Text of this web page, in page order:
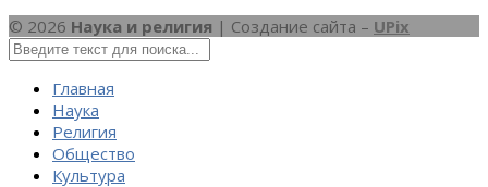
© 2026 Наука и религия | Создание сайта – UPix
Главная
Наука
Религия
Общество
Культура